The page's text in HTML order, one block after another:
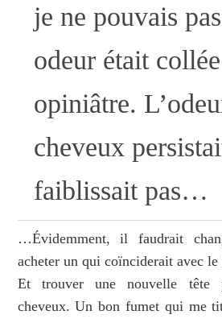
je ne pouvais
odeur était
opiniâtre.
cheveux
faiblissait pas…
…Évidemment, il faudrait
acheter un qui coïnciderait avec
Et trouver une nouvelle tête
cheveux. Un bon fumet qui me